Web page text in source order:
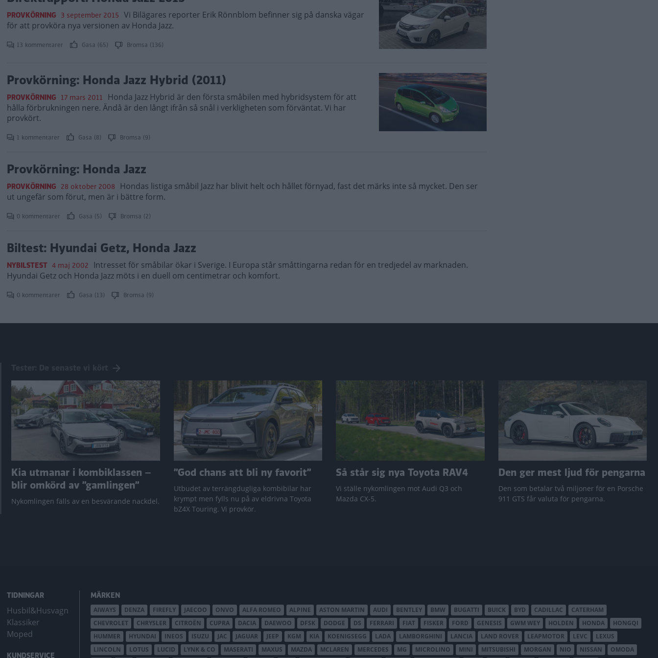
PROVKÖRNING 3 september 2015 Vi Bilägares reporter Erik Rönnblom befinner sig på danska vägar
för att provköra nya versionen av Honda Jazz.
13 kommentarer Gasa (65) Bromsa (136)
Provkörning: Honda Jazz Hybrid (2011)
PROVKÖRNING 17 mars 2011 Honda Jazz Hybrid är den första småbilen med hybridsystem för att
hålla förbrukningen nere. Ändå är den långt ifrån så snål i verkligheten som förväntat. Vi har
provkört.
1 kommentarer Gasa (8) Bromsa (9)
Provkörning: Honda Jazz
PROVKÖRNING 28 oktober 2008 Hondas listiga småbil Jazz har blivit helt och hållet förnyad, fast det märks inte så mycket. Den ser
ut ungefär som förut, men är i bättre form.
0 kommentarer Gasa (5) Bromsa (2)
Biltest: Hyundai Getz, Honda Jazz
NYBILSTEST 4 maj 2002 Intresset för småbilar ökar i Sverige. I Europa står småttingarna redan för en tredjedel av marknaden.
Hyundai Getz och Honda Jazz möts i en duell om centimetrar och komfort.
0 kommentarer Gasa (13) Bromsa (9)
Kia utmanar i kombiklassen –
blir omkörd av ”gamlingen”
Nykomlingen fälls av en besvärande nackdel.
”God chans att bli ny favorit”
Utbudet av terrängdugliga kombibilar har
krympt men fylls nu på av eldrivna Toyota
bZ4X Touring. Vi provkör.
Så står sig nya Toyota RAV4
Vi ställe nykomlingen mot Audi Q3 och
Mazda CX-5.
Den ger mest ljud för pengarna
Den som betalar två miljoner för en Porsche
911 GTS får valuta för pengarna.
TIDNINGAR
Husbil&Husvagn
Klassiker
Moped
KUNDSERVICE
MÄRKEN
AIWAYS DENZA FIREFLY JAECOO ONVO ALFA ROMEO ALPINE ASTON MARTIN AUDI BENTLEY BMW BUGATTI BUICK BYD CADILLAC
CATERHAM
CHEVROLET
CHRYSLER CITROËN CUPRA DACIA DAEWOO DFSK DODGE DS FERRARI FIAT FISKER FORD GENESIS GWM WEY HOLDEN HONDA
HONGQI
HUMMER
HYUNDAI INEOS ISUZU JAC JAGUAR JEEP KGM KIA KOENIGSEGG LADA LAMBORGHINI LANCIA LAND ROVER LEAPMOTOR LEVC
LEXUS
LINCOLN
LOTUS LUCID LYNK & CO MASERATI MAXUS MAZDA MCLAREN MERCEDES MG MICROLINO MINI MITSUBISHI MORGAN NIO NISSAN OMODA